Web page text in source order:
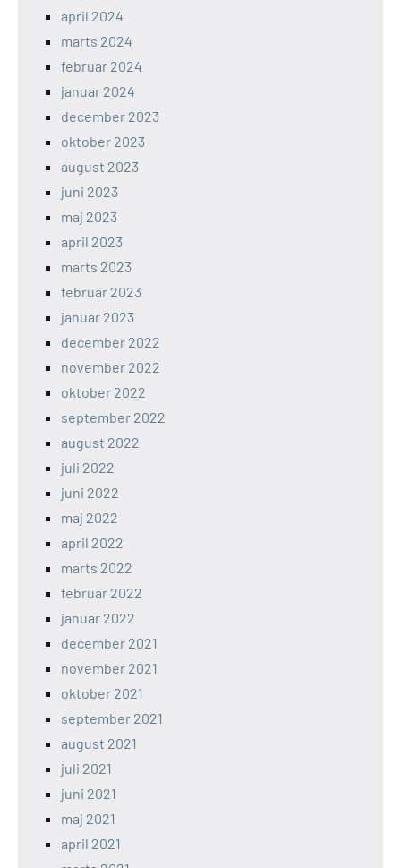
april 2024
marts 2024
februar 2024
januar 2024
december 2023
oktober 2023
august 2023
juni 2023
maj 2023
april 2023
marts 2023
februar 2023
januar 2023
december 2022
november 2022
oktober 2022
september 2022
august 2022
juli 2022
juni 2022
maj 2022
april 2022
marts 2022
februar 2022
januar 2022
december 2021
november 2021
oktober 2021
september 2021
august 2021
juli 2021
juni 2021
maj 2021
april 2021